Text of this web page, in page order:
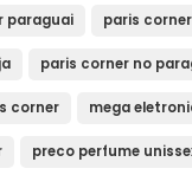
paraguai paris
paris corner no
corner mega
preco perfume